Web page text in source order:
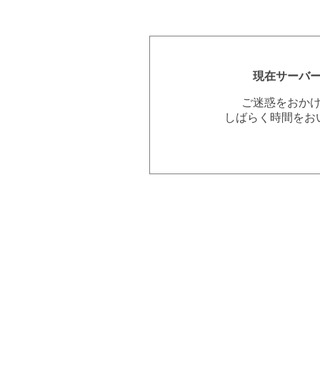
現在サーバ
ご迷惑をおか
しばらく時間を